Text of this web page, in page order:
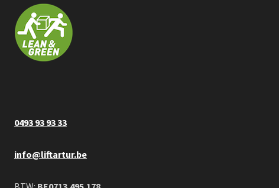
0493 93 93 33
info@liftartur.be